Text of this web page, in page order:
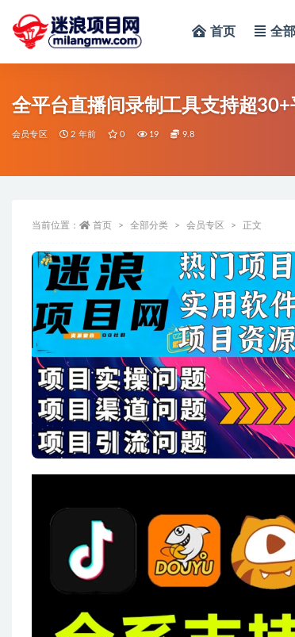
首页 全
全平台直播间录制工具支持超
会员专区 2 年前 0 19 9.8
当前位置： 首页 全部分类 会员专区 正文